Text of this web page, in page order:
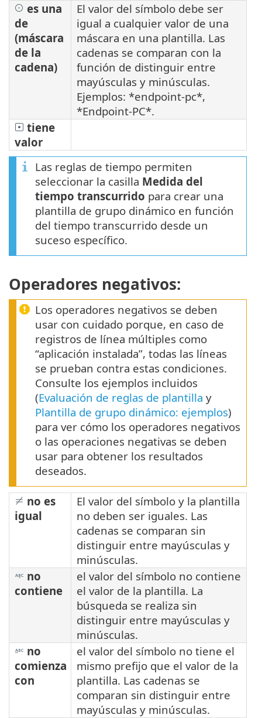
es una
de
(máscara
de la
cadena)
El valor del símbolo debe ser
igual a cualquier valor de una
máscara en una plantilla. Las
cadenas se comparan con la
función de distinguir entre
mayúsculas y minúsculas.
Ejemplos: *endpoint-pc*,
*Endpoint-PC*.
tiene
valor
Las reglas de tiempo permiten
seleccionar la casilla Medida del
tiempo transcurrido para crear una
plantilla de grupo dinámico en función
del tiempo transcurrido desde un
suceso específico.
Operadores negativos:
Los operadores negativos se deben
usar con cuidado porque, en caso de
registros de línea múltiples como
“aplicación instalada”, todas las líneas
se prueban contra estas condiciones.
Consulte los ejemplos incluidos
(Evaluación de reglas de plantilla y
Plantilla de grupo dinámico: ejemplos)
para ver cómo los operadores negativos
o las operaciones negativas se deben
usar para obtener los resultados
deseados.
no es
igual
El valor del símbolo y la plantilla
no deben ser iguales. Las
cadenas se comparan sin
distinguir entre mayúsculas y
minúsculas.
no
contiene
el valor del símbolo no contiene
el valor de la plantilla. La
búsqueda se realiza sin
distinguir entre mayúsculas y
minúsculas.
no
comienza
con
el valor del símbolo no tiene el
mismo prefijo que el valor de la
plantilla. Las cadenas se
comparan sin distinguir entre
mayúsculas y minúsculas.